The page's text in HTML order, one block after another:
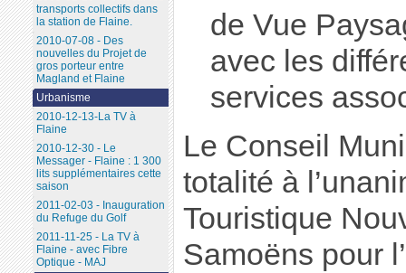
de Vue
avec les
services
Le Conseil
totalité à
Touristique
Samoëns pour
transports collectifs dans
la station de Flaine.
2010-07-08 - Des
nouvelles du Projet de
gros porteur entre
Magland et Flaine
Urbanisme
2010-12-13-La TV à
Flaine
2010-12-30 - Le
Messager - Flaine : 1 300
lits supplémentaires cette
saison
2011-02-03 - Inauguration
du Refuge du Golf
2011-11-25 - La TV à
Flaine - avec Fibre
Optique - MAJ